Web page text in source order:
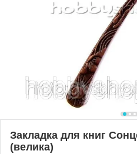
Закладка для книг
(велика)